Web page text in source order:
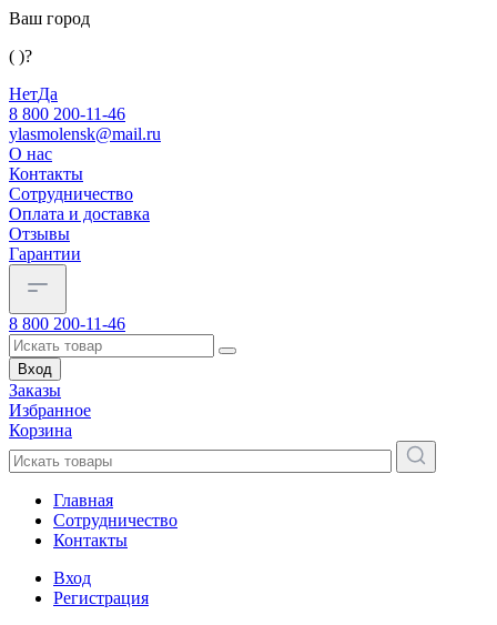
Ваш город
( )?
НетДа
8 800 200-11-46
ylasmolensk@mail.ru
О нас
Контакты
Сотрудничество
Оплата и доставка
Отзывы
Гарантии
8 800 200-11-46
Вход
Заказы
Избранное
Корзина
Главная
Сотрудничество
Контакты
Вход
Регистрация